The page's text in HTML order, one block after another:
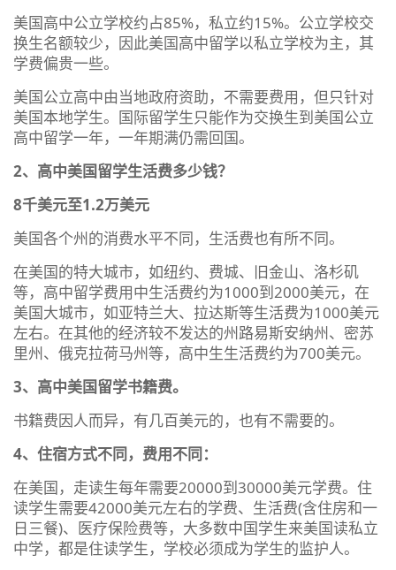
美国高中公立学校约占85%，私立约15%。公立学校交
换生名额较少，因此美国高中留学以私立学校为主，其
学费偏贵一些。
美国公立高中由当地政府资助，不需要费用，但只针对
美国本地学生。国际留学生只能作为交换生到美国公立
高中留学一年，一年期满仍需回国。
2、高中美国留学生活费多少钱？
8千美元至1.2万美元
美国各个州的消费水平不同，生活费也有所不同。
在美国的特大城市，如纽约、费城、旧金山、洛杉矶
等，高中留学费用中生活费约为1000到2000美元，在
美国大城市，如亚特兰大、拉达斯等生活费为1000美元
左右。在其他的经济较不发达的州路易斯安纳州、密苏
里州、俄克拉荷马州等，高中生生活费约为700美元。
3、高中美国留学书籍费。
书籍费因人而异，有几百美元的，也有不需要的。
4、住宿方式不同，费用不同：
在美国，走读生每年需要20000到30000美元学费。住
读学生需要42000美元左右的学费、生活费(含住房和一
日三餐)、医疗保险费等，大多数中国学生来美国读私立
中学，都是住读学生，学校必须成为学生的监护人。